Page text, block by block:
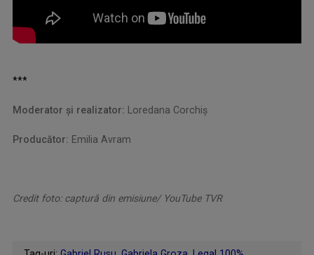
***
Moderator şi realizator: Loredana Corchiş
Producător: Emilia Avram
Credit foto: captură din emisiune/ YouTube TVR